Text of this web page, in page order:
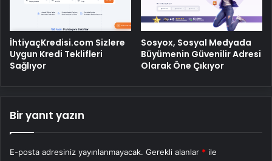
İhtiyaçKredisi.com Sizlere
Uygun Kredi Teklifleri
Sağlıyor
Sosyox, Sosyal Medyada
Büyümenin Güvenilir Adresi
Olarak Öne Çıkıyor
Bir yanıt yazın
E-posta adresiniz yayınlanmayacak. Gerekli alanlar * ile